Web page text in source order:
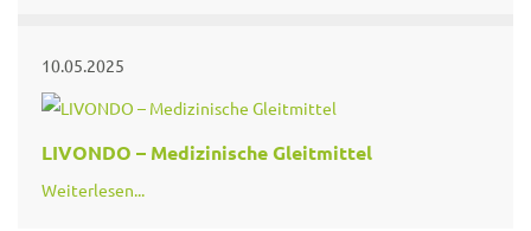
10.05.2025
LIVONDO – Medizinische Gleitmittel
Weiterlesen...